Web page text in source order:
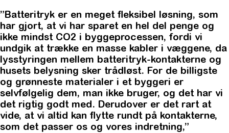
”Batteritryk er en meget fleksibel løsning, som
har gjort, at vi har sparet en hel del penge og
ikke mindst CO2 i byggeprocessen, fordi vi
undgik at trække en masse kabler i væggene, da
lysstyringen mellem batteritryk-kontakterne og
husets belysning sker trådløst. For de billigste
og grønneste materialer i et byggeri er
selvfølgelig dem, man ikke bruger, og det har vi
det rigtig godt med. Derudover er det rart at
vide, at vi altid kan flytte rundt på kontakterne,
som det passer os og vores indretning,”